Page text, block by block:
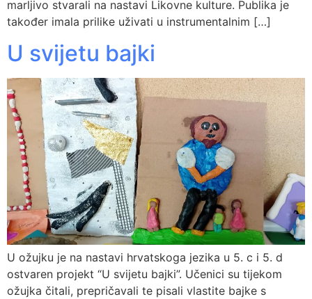
marljivo stvarali na nastavi Likovne kulture. Publika je
također imala prilike uživati u instrumentalnim […]
U svijetu bajki
U ožujku je na nastavi hrvatskoga jezika u 5. c i 5. d
ostvaren projekt “U svijetu bajki”. Učenici su tijekom
ožujka čitali, prepričavali te pisali vlastite bajke s